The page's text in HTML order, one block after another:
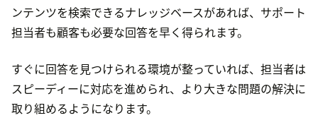
ンテンツを検索できるナレッジベースがあれば、サポート
担当者も顧客も必要な回答を早く得られます。
すぐに回答を見つけられる環境が整っていれば、担当者は
スピーディーに対応を進められ、より大きな問題の解決に
取り組めるようになります。